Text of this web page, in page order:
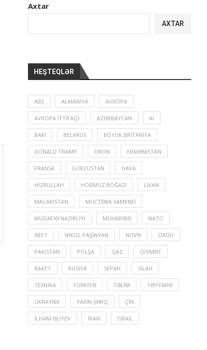
Axtar
AXTAR
HEŞTEQLƏR
ABŞ ALMANIYA AVROPA
AVROPA İTTIFAQI AZƏRBAYCAN Aİ
BAKI BELARUS BÖYÜK BRITANIYA
DONALD TRAMP DRON ERMƏNISTAN
FRANSA GÜRCÜSTAN HAVA
HIZBULLAH HÖRMÜZ BOĞAZI LIVAN
MACARISTAN MÜCTƏBA XAMENEI
MÜDAFIƏ NAZIRLIYI MÜHARIBƏ NATO
NEFT NIKOL PAŞINYAN NÜVƏ ORDU
PAKISTAN POLŞA QAZ QIYMƏT
RAKET RUSIYA SEPAH SILAH
TEXNIKA TÜRKIYƏ TƏLIM TƏYYARƏ
UKRAYNA YAXIN ŞƏRQ ÇIN
İLHAM ƏLIYEV İRAN İSRAIL